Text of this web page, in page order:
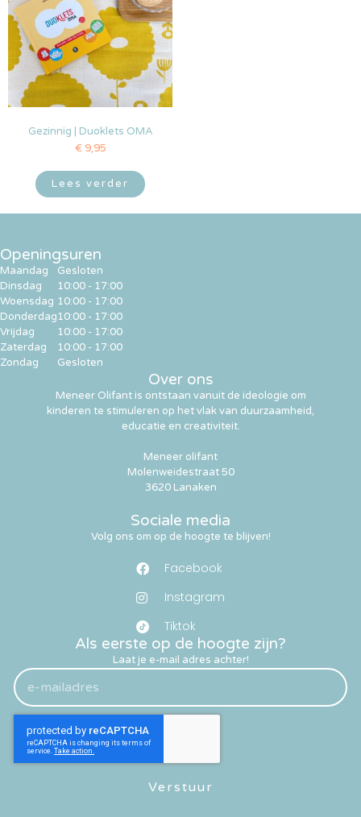
Gezinnig | Duoklets OMA
€ 9,95
Lees verder
Als eerste op de hoogte zijn?
Laat je e-mail adres achter!
Verstuur
Sociale media
Volg ons om op de hoogte te blijven!
Facebook
Instagram
Tiktok
Over ons
Meneer Olifant is ontstaan vanuit de ideologie om
kinderen te stimuleren op het vlak van duurzaamheid,
educatie en creativiteit.
Meneer olifant
Molenweidestraat 50
3620 Lanaken
Openingsuren
Maandag
Dinsdag
Woensdag
Donderdag
Vrijdag
Zaterdag
Zondag
Gesloten
10:00 - 17:00
10:00 - 17:00
10:00 - 17:00
10:00 - 17:00
10:00 - 17:00
Gesloten